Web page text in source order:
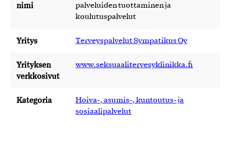
nimi
palveluiden tuottaminen ja
koulutuspalvelut
Yritys Terveyspalvelut Sympatikus Oy
Yrityksen
verkkosivut
www.seksuaalitervesyklinikka.fi
Kategoria
Hoiva-, asumis-, kuntoutus- ja
sosiaalipalvelut